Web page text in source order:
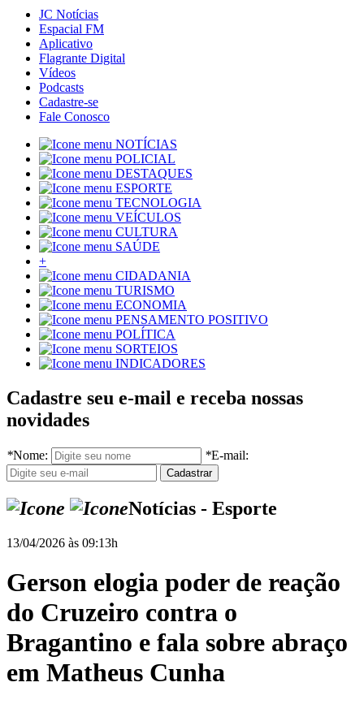
JC Notícias
Espacial FM
Aplicativo
Flagrante Digital
Vídeos
Podcasts
Cadastre-se
Fale Conosco
NOTÍCIAS
POLICIAL
DESTAQUES
ESPORTE
TECNOLOGIA
VEÍCULOS
CULTURA
SAÚDE
+
CIDADANIA
TURISMO
ECONOMIA
PENSAMENTO POSITIVO
POLÍTICA
SORTEIOS
INDICADORES
Cadastre seu e-mail e receba nossas
novidades
*Nome: *E-mail:
Notícias - Esporte
13/04/2026 às 09:13h
Gerson elogia poder de reação
do Cruzeiro contra o
Bragantino e fala sobre abraço
em Matheus Cunha